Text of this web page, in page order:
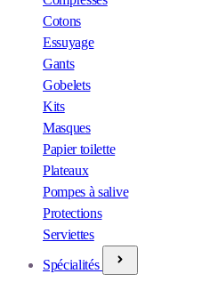
Cotons
Essuyage
Gants
Gobelets
Kits
Masques
Papier toilette
Plateaux
Pompes à salive
Protections
Serviettes
Spécialités